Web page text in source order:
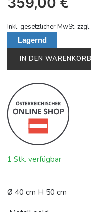
Inkl. gesetzlicher MwSt. zzgl.
Lagernd
IN DEN WARENKORB
1 Stk. verfügbar
Ø 40 cm H 50 cm